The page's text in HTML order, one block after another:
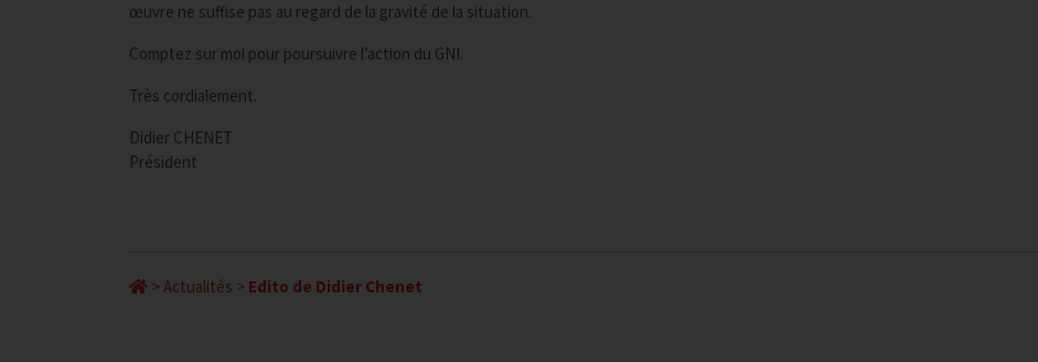
œuvre ne suffise pas au regard de la gravité de la situation.
Comptez sur moi pour poursuivre l’action du GNI.
Très cordialement.
Didier CHENET
Président
> Actualités > Edito de Didier Chenet